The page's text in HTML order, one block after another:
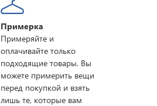
Примерка
Примеряйте и
оплачивайте только
подходящие товары. Вы
можете примерить вещи
перед покупкой и взять
лишь те, которые вам